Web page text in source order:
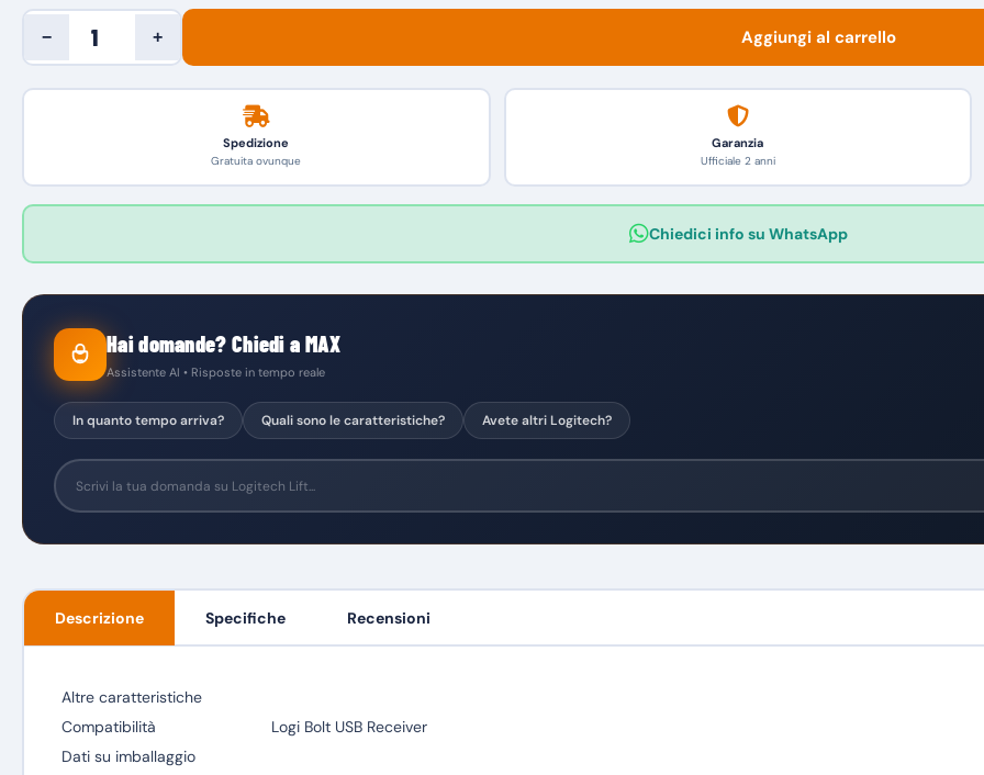
− + Aggiungi al carrello
Spedizione
Gratuita ovunque
Garanzia
Ufficiale 2 anni
Chiedici info su WhatsApp
Hai domande? Chiedi a MAX
Assistente AI • Risposte in tempo reale
In quanto tempo arriva? Quali sono le caratteristiche? Avete altri Logitech?
Descrizione Specifiche Recensioni
Altre caratteristiche
Compatibilità
Logi Bolt USB Receiver
Dati su imballaggio